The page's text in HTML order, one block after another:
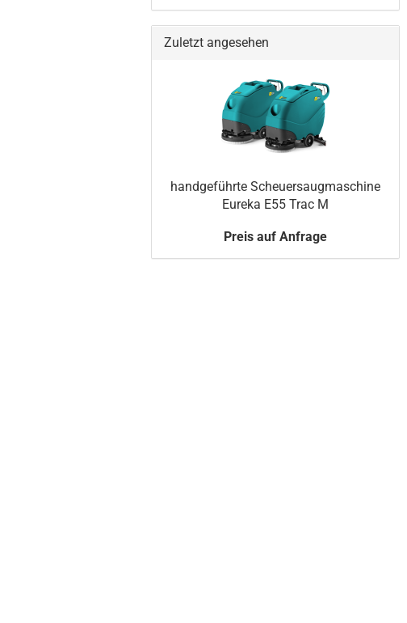
Zuletzt angesehen
handgeführte Scheuersaugmaschine
Eureka E55 Trac M
Preis auf Anfrage